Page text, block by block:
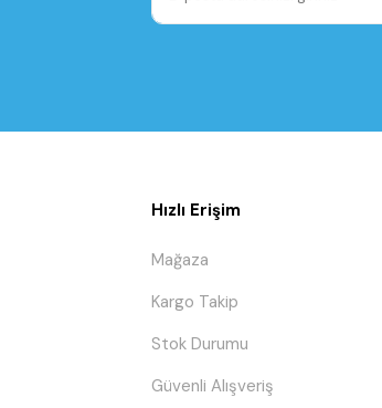
Hızlı Erişim
Mağaza
Kargo Takip
Stok Durumu
Güvenli Alışveriş